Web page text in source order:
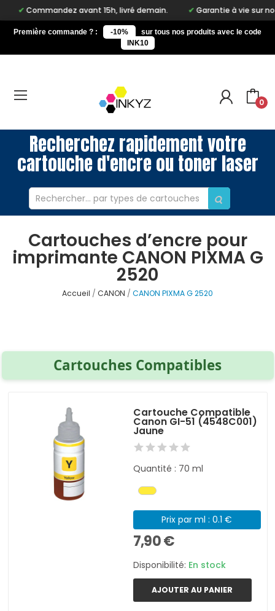
Commandez avant 15h, livré demain. Garantie à vie sur
Première commande ? : -10%
sur tous nos produits avec le code
INK10
0
Recherchez rapidement votre
cartouche d'encre ou toner laser
Cartouches d’encre pour
imprimante CANON PIXMA G
2520
Accueil CANON CANON PIXMA G 2520
Cartouches Compatibles
Cartouche Compatible
Canon GI-51 (4548C001)
Jaune
Quantité : 70 ml
Prix par ml : 0.1 €
7,90 €
Disponibilité: En stock
AJOUTER AU PANIER